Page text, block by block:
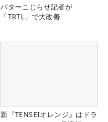
パターこじらせ記者が
「TRTL」で大改善
新『TENSEIオレンジ』はドラ